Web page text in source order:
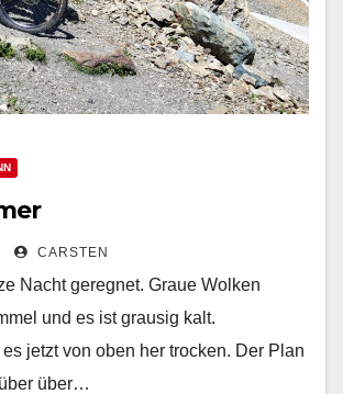
CARSTEN
Nacht geregnet. Graue Wolken
und es ist grausig kalt.
jetzt von oben her trocken. Der Plan
über…